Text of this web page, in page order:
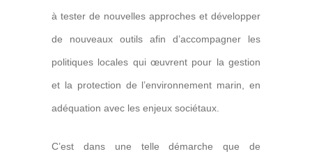
à tester de nouvelles approches et développer
de nouveaux outils afin d’accompagner les
politiques locales qui œuvrent pour la gestion
et la protection de l’environnement marin, en
adéquation avec les enjeux sociétaux.
C’est dans une telle démarche que de